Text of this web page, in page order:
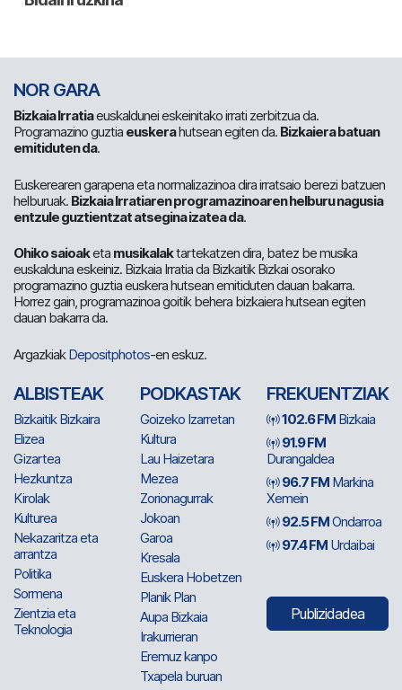
NOR GARA
Bizkaia Irratiaeuskaldunei eskeinitako irrati zerbitzua da.
Programazino guztia euskerahutsean egiten da. Bizkaiera batuan
emitiduten da.
Euskerearen garapena eta normalizazinoa dira irratsaio berezi batzuen
helburuak. Bizkaia Irratiaren programazinoaren helburu nagusia
entzule guztientzat atsegina izatea da.
Ohiko saioaketa musikalaktartekatzen dira, batez be musika
euskalduna eskeiniz. Bizkaia Irratia da Bizkaitik Bizkai osorako
programazino guztia euskera hutsean emitiduten dauan bakarra.
Horrez gain, programazinoa goitik behera bizkaiera hutsean egiten
dauan bakarra da.
ArgazkiakDepositphotos-en eskuz.
ALBISTEAK
Bizkaitik Bizkaira
Elizea
Gizartea
Hezkuntza
Kirolak
Kulturea
Nekazaritza eta
arrantza
Politika
Sormena
Zientzia eta
Teknologia
PODKASTAK
Goizeko Izarretan
Kultura
Lau Haizetara
Mezea
Zorionagurrak
Jokoan
Garoa
Kresala
Euskera Hobetzen
Planik Plan
Aupa Bizkaia
Irakurrieran
Eremuz kanpo
Txapela buruan
FREKUENTZIAK
102.6 FM Bizkaia
91.9 FM
Durangaldea
96.7 FM Markina
Xemein
92.5 FMOndarroa
97.4 FM Urdaibai
Publizidadea